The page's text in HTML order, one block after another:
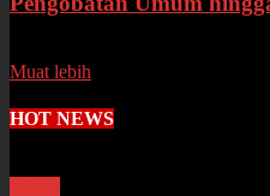
Muat lebih
HOT NEWS